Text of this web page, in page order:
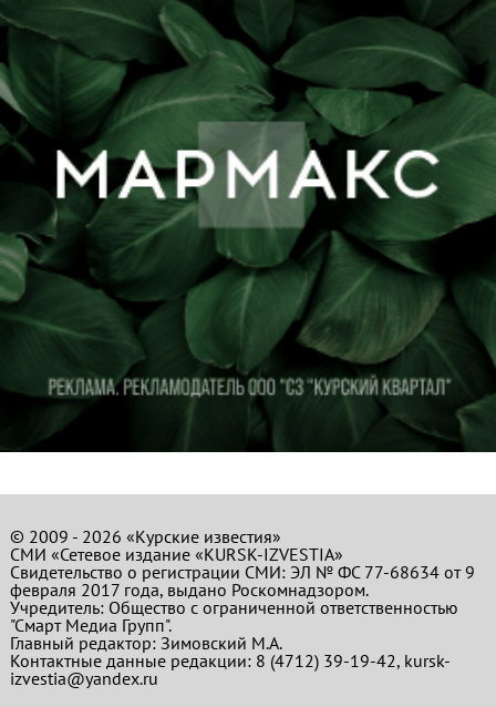
© 2009 - 2026 «Курские известия»
СМИ «Сетевое издание «KURSK-IZVESTIA»
Свидетельство о регистрации СМИ: ЭЛ № ФС 77-68634 от 9
февраля 2017 года, выдано Роскомнадзором.
Учредитель: Общество с ограниченной ответственностью
"Смарт Медиа Групп".
Главный редактор:Зимовский М.А.
Контактные данные редакции: 8 (4712) 39-19-42, kursk-
izvestia@yandex.ru